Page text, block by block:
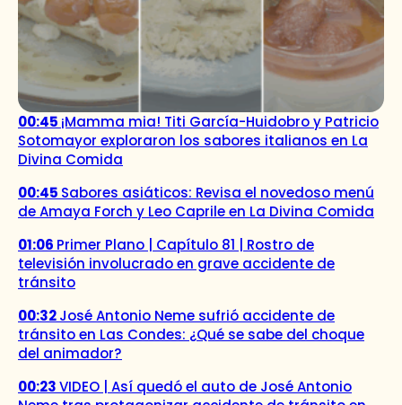
00:45 ¡Mamma mia! Titi García-Huidobro y Patricio
Sotomayor exploraron los sabores italianos en La
Divina Comida
00:45 Sabores asiáticos: Revisa el novedoso menú
de Amaya Forch y Leo Caprile en La Divina Comida
01:06 Primer Plano | Capítulo 81 | Rostro de
televisión involucrado en grave accidente de
tránsito
00:32José Antonio Neme sufrió accidente de
tránsito en Las Condes: ¿Qué se sabe del choque
del animador?
00:23VIDEO | Así quedó el auto de José Antonio